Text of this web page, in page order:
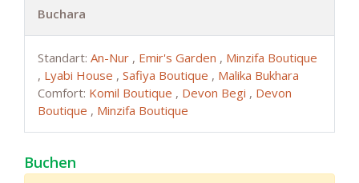
Buchara
Standart: An-Nur , Emir's Garden , Minzifa Boutique
, Lyabi House , Safiya Boutique , Malika Bukhara
Comfort: Komil Boutique , Devon Begi , Devon
Boutique , Minzifa Boutique
Buchen